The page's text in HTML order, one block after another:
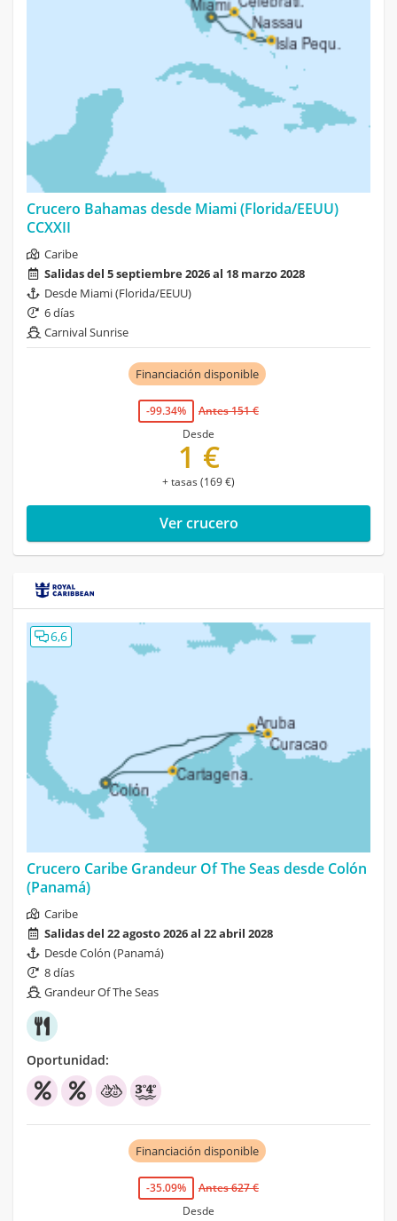
Crucero Bahamas desde Miami (Florida/EEUU)
CCXXII
Caribe
Salidas del 5 septiembre 2026 al 18 marzo 2028
Desde Miami (Florida/EEUU)
6 días
Carnival Sunrise
Financiación disponible
-99.34%
Antes 151 €
Desde
1 €
+ tasas (169 €)
Ver crucero
6,6
Crucero Caribe Grandeur Of The Seas desde Colón
(Panamá)
Caribe
Salidas del 22 agosto 2026 al 22 abril 2028
Desde Colón (Panamá)
8 días
Grandeur Of The Seas
Oportunidad:
Financiación disponible
-35.09%
Antes 627 €
Desde